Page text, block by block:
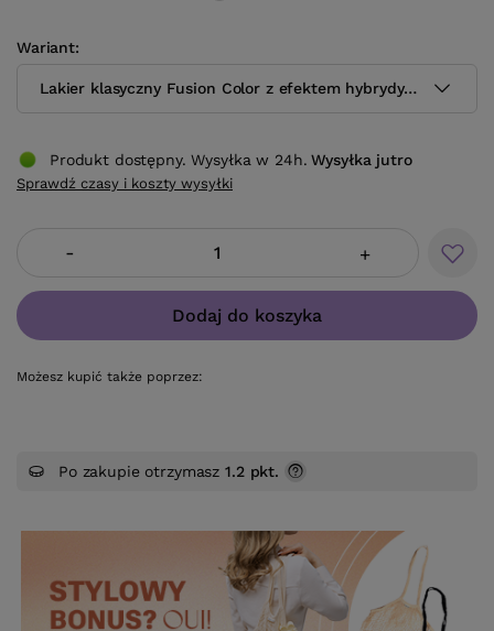
Wariant
Lakier klasyczny Fusion Color z efektem hybrydy H87 10.5
- +
Dodaj do koszyka
Możesz kupić także poprzez:
Produkt dostępny. Wysyłka w 24h. Wysyłka jutro
Sprawdź czasy i koszty wysyłki
Po zakupie otrzymasz1.2 pkt.